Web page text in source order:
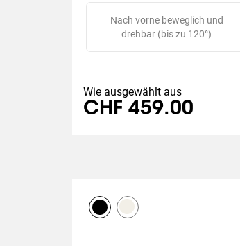
Slide 1 of 2
Nach vorne beweglich und
drehbar (bis zu 120°)
Wie ausgewählt aus
CHF 459.00